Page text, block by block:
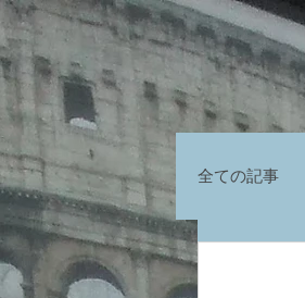
全ての記事